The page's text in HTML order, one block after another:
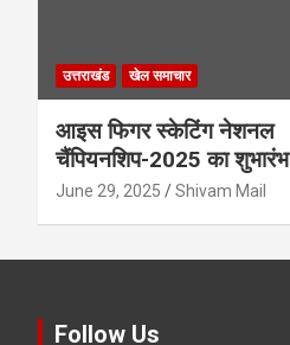
उत्तराखंड खेल समाचार
आइस फिगर स्केटिंग नेशनल
चैंपियनशिप-2025 का शुभारंभ
June 29, 2025 Shivam Mail
Follow Us